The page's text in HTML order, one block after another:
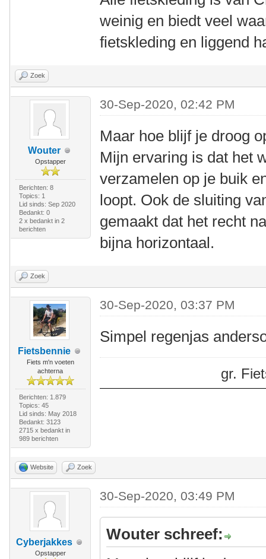
weinig en biedt veel
fietskleding en liggend
Zoek
Wouter
Opstapper
Berichten: 8
Topics: 1
Lid sinds: Sep 2020
Bedankt: 0
2 x bedankt in 2
berichten
30-Sep-2020, 02:42 PM
Maar hoe blijf je droog
Mijn ervaring is dat het
verzamelen op je buik
loopt. Ook de sluiting
gemaakt dat het recht
bijna horizontaal.
Zoek
Fietsbennie
Fiets m'n voeten
achterna
Berichten: 1.879
Topics: 45
Lid sinds: May 2018
Bedankt: 3123
2715 x bedankt in
989 berichten
30-Sep-2020, 03:37 PM
Simpel regenjas
gr.
Website Zoek
Cyberjakkes
Opstapper
30-Sep-2020, 03:49 PM
Wouter schreef: